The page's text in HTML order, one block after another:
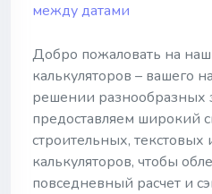
между датами
Добро пожаловать на наш
калькуляторов – вашего
решении разнообразных
предоставляем широкий
строительных, текстовых
калькуляторов, чтобы
повседневный расчет и